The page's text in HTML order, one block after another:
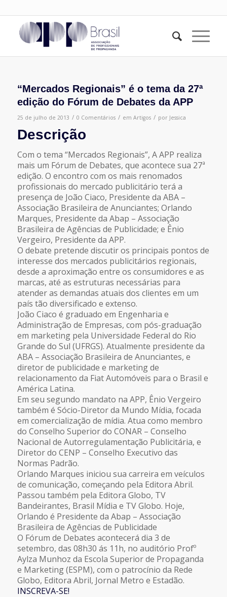
“Mercados Regionais” é o tema da 27ª
edição do Fórum de Debates da APP
25 de julho de 2013 / 0 Comentários / em Artigos / por Jessica
Descrição
Com o tema “Mercados Regionais”, A APP realiza
mais um Fórum de Debates, que acontece sua 27ª
edição. O encontro com os mais renomados
profissionais do mercado publicitário terá a
presença de João Ciaco, Presidente da ABA –
Associação Brasileira de Anunciantes; Orlando
Marques, Presidente da Abap – Associação
Brasileira de Agências de Publicidade; e Ênio
Vergeiro, Presidente da APP.
O debate pretende discutir os principais pontos de
interesse dos mercados publicitários regionais,
desde a aproximação entre os consumidores e as
marcas, até as estruturas necessárias para
atender as demandas atuais dos clientes em um
país tão diversificado e extenso.
João Ciaco é graduado em Engenharia e
Administração de Empresas, com pós-graduação
em marketing pela Universidade Federal do Rio
Grande do Sul (UFRGS). Atualmente presidente da
ABA – Associação Brasileira de Anunciantes, e
diretor de publicidade e marketing de
relacionamento da Fiat Automóveis para o Brasil e
América Latina.
Em seu segundo mandato na APP, Ênio Vergeiro
também é Sócio-Diretor da Mundo Mídia, focada
em comercialização de mídia. Atua como membro
do Conselho Superior do CONAR – Conselho
Nacional de Autorregulamentação Publicitária, e
Diretor do CENP – Conselho Executivo das
Normas Padrão.
Orlando Marques iniciou sua carreira em veículos
de comunicação, começando pela Editora Abril.
Passou também pela Editora Globo, TV
Bandeirantes, Brasil Mídia e TV Globo. Hoje,
Orlando é Presidente da Abap – Associação
Brasileira de Agências de Publicidade
O Fórum de Debates acontecerá dia 3 de
setembro, das 08h30 ás 11h, no auditório Profº
Aylza Munhoz da Escola Superior de Propaganda
e Marketing (ESPM), com o patrocínio da Rede
Globo, Editora Abril, Jornal Metro e Estadão.
INSCREVA-SE!